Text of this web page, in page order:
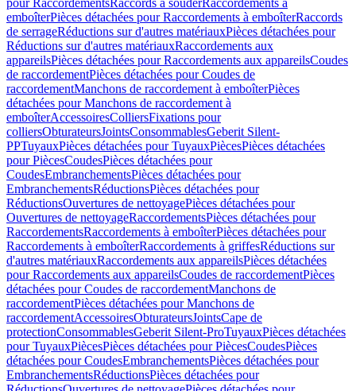
pour RaccordementsRaccords à souderRaccordements à
emboîterPièces détachées pour Raccordements à emboîterRaccords
de serrageRéductions sur d'autres matériauxPièces détachées pour
Réductions sur d'autres matériauxRaccordements aux
appareilsPièces détachées pour Raccordements aux appareilsCoudes
de raccordementPièces détachées pour Coudes de
raccordementManchons de raccordement à emboîterPièces
détachées pour Manchons de raccordement à
emboîterAccessoiresColliersFixations pour
colliersObturateursJointsConsommablesGeberit Silent-
PPTuyauxPièces détachées pour TuyauxPiècesPièces détachées
pour PiècesCoudesPièces détachées pour
CoudesEmbranchementsPièces détachées pour
EmbranchementsRéductionsPièces détachées pour
RéductionsOuvertures de nettoyagePièces détachées pour
Ouvertures de nettoyageRaccordementsPièces détachées pour
RaccordementsRaccordements à emboîterPièces détachées pour
Raccordements à emboîterRaccordements à griffesRéductions sur
d'autres matériauxRaccordements aux appareilsPièces détachées
pour Raccordements aux appareilsCoudes de raccordementPièces
détachées pour Coudes de raccordementManchons de
raccordementPièces détachées pour Manchons de
raccordementAccessoiresObturateursJointsCape de
protectionConsommablesGeberit Silent-ProTuyauxPièces détachées
pour TuyauxPiècesPièces détachées pour PiècesCoudesPièces
détachées pour CoudesEmbranchementsPièces détachées pour
EmbranchementsRéductionsPièces détachées pour